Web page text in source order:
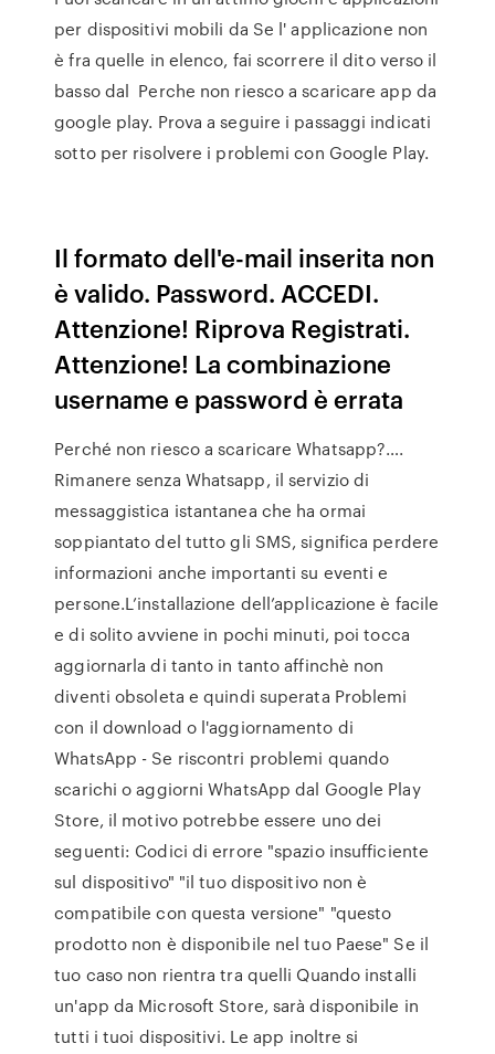
per dispositivi mobili da Se l' applicazione non
è fra quelle in elenco, fai scorrere il dito verso il
basso dal Perche non riesco a scaricare app da
google play. Prova a seguire i passaggi indicati
sotto per risolvere i problemi con Google Play.
Il formato dell'e-mail inserita non
è valido. Password. ACCEDI.
Attenzione! Riprova Registrati.
Attenzione! La combinazione
username e password è errata
Perché non riesco a scaricare Whatsapp?….
Rimanere senza Whatsapp, il servizio di
messaggistica istantanea che ha ormai
soppiantato del tutto gli SMS, significa perdere
informazioni anche importanti su eventi e
persone.L’installazione dell’applicazione è facile
e di solito avviene in pochi minuti, poi tocca
aggiornarla di tanto in tanto affinchè non
diventi obsoleta e quindi superata Problemi
con il download o l'aggiornamento di
WhatsApp - Se riscontri problemi quando
scarichi o aggiorni WhatsApp dal Google Play
Store, il motivo potrebbe essere uno dei
seguenti: Codici di errore "spazio insufficiente
sul dispositivo" "il tuo dispositivo non è
compatibile con questa versione" "questo
prodotto non è disponibile nel tuo Paese" Se il
tuo caso non rientra tra quelli Quando installi
un'app da Microsoft Store, sarà disponibile in
tutti i tuoi dispositivi. Le app inoltre si